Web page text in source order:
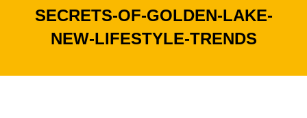
SECRETS-OF-GOLDEN-LAKE-
NEW-LIFESTYLE-TRENDS